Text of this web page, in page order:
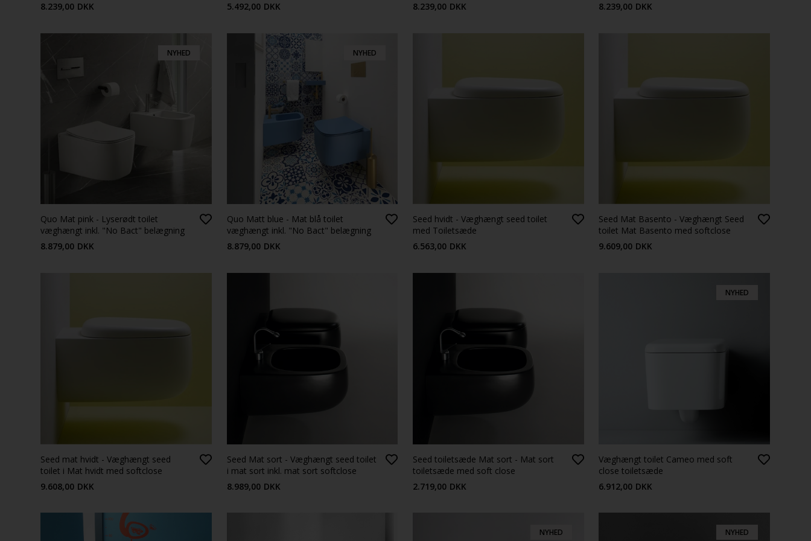
8.239,00 DKK
5.492,00 DKK
8.239,00 DKK
8.239,00 DKK
NYHED
Quo Mat pink - Lyserødt toilet
væghængt inkl. "No Bact" belægning
8.879,00 DKK
NYHED
Quo Matt blue - Mat blå toilet
væghængt inkl. "No Bact" belægning
8.879,00 DKK
Seed hvidt - Væghængt seed toilet
med Toiletsæde
6.563,00 DKK
Seed Mat Basento - Væghængt Seed
toilet Mat Basento med softclose
toiletsæde
9.609,00 DKK
Seed mat hvidt - Væghængt seed
toilet i Mat hvidt med softclose
toiletsæde
9.608,00 DKK
Seed Mat sort - Væghængt seed toilet
i mat sort inkl. mat sort softclose
toiletsæde
8.989,00 DKK
Seed toiletsæde Mat sort - Mat sort
toiletsæde med soft close
2.719,00 DKK
NYHED
Væghængt toilet Cameo med soft
close toiletsæde
6.912,00 DKK
NYHED NYHED